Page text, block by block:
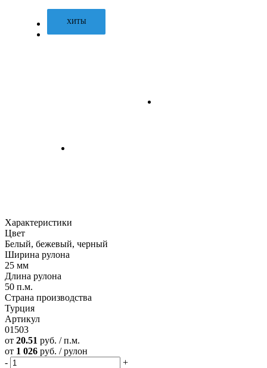
ХИТЫ
Характеристики
Цвет
Белый, бежевый, черный
Ширина рулона
25 мм
Длина рулона
50 п.м.
Страна производства
Турция
Артикул
01503
от 20.51 руб. / п.м.
от 1 026 руб. / рулон
-
+